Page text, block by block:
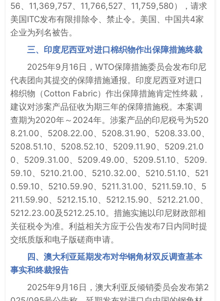
56、11,369,757、11,766,527、11,759,580），请求
美国ITC发布有限排除令、禁止令。美国、中国共4家
企业为列名被告。
三、印度尼西亚对进口棉织物作出保障措施终裁
2025年9月16日，WTO保障措施委员会发布印尼
代表团向其提交的保障措施通报。印度尼西亚对进口
棉织物（Cotton Fabric）作出保障措施肯定性终裁，
建议对涉案产品征收为期三年的保障措施税。本案调
查期为2020年～2024年。涉案产品的印尼税号为520
8.21.00、5208.22.00、5208.31.90、5208.33.00、
5208.51.10、5208.52.10、5209.11.90、5209.21.0
0、5209.31.00、5209.49.00、5209.51.10、5209.
59.10、5210.21.00、5210.32.00、5210.51.10、521
0.59.10、5210.59.90、5211.31.00、5211.59.10、5
211.59.90、5212.15.10、5212.15.90、5212.21.00、
5212.23.00及5212.25.10。措施实施以印尼财政部相
关征税令为准。利益相关方应于公告发布7日内同时提
交纸质版和电子版磋商申请。
四、澳大利亚延期发布对华钢角材双反调查基本
事实和终裁报告
2025年9月16日，澳大利亚反倾销委员会发布第2